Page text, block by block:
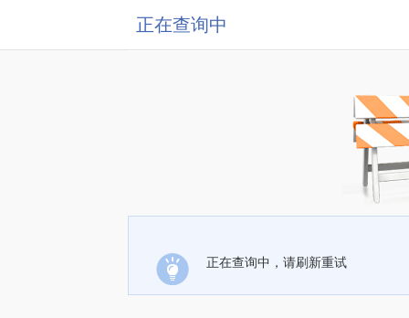
正在查询中
正在查询中，请刷新重试